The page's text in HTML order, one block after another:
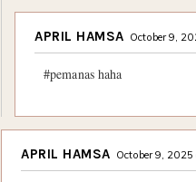
APRIL HAMSA October 9,
#pemanas haha
APRIL HAMSA October 9, 2025